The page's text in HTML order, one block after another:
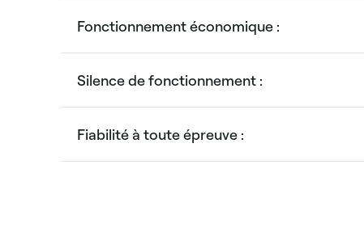
Fonctionnement économique :
Silence de fonctionnement :
Fiabilité à toute épreuve :